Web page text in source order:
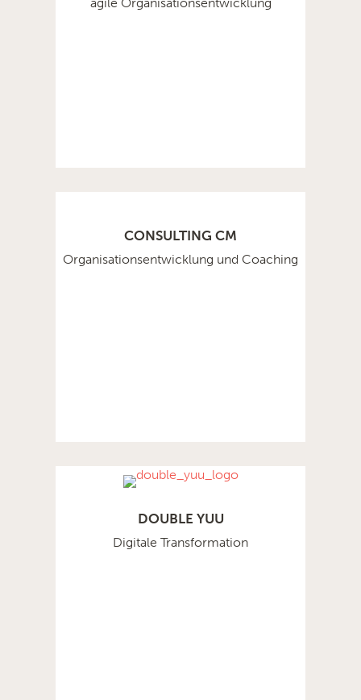
agile Organisationsentwicklung
CONSULTING CM
Organisationsentwicklung und Coaching
DOUBLE YUU
Digitale Transformation